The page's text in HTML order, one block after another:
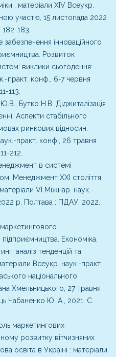
: матеріали ХІV Всеукр.
участю, 15 листопада 2022
183.
інноваційного
Розвиток
виклики сьогодення:
практ. конф., 6-7 червня
113.
Бутко Н.В. Діджиталізація
Аспекти стабільного
ринкових відносин:
практ. конф., 26 травня
212.
в системі
Менеджмент ХХІ століття :
VІ Міжнар. наук.-
р. Полтава : ПДАУ, 2022.
підприємництва. Економіка,
аналіз тенденцій та
Всеукр. наук.-практ.
національного
Хмельницького, 27 травня
Чабаненко Ю. А., 2021. С.
маркетингових
розвитку вітчизняних
освіта в Україні : матеріали